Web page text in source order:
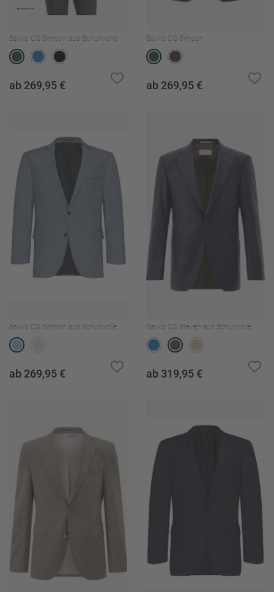
Sakko CG Simson aus Schurwolle
ab 269,95 €
Sakko CG Simson
ab 269,95 €
Sakko CG Simson aus Schurwolle
ab 269,95 €
Sakko CG Steven aus Schurwolle
ab 319,95 €